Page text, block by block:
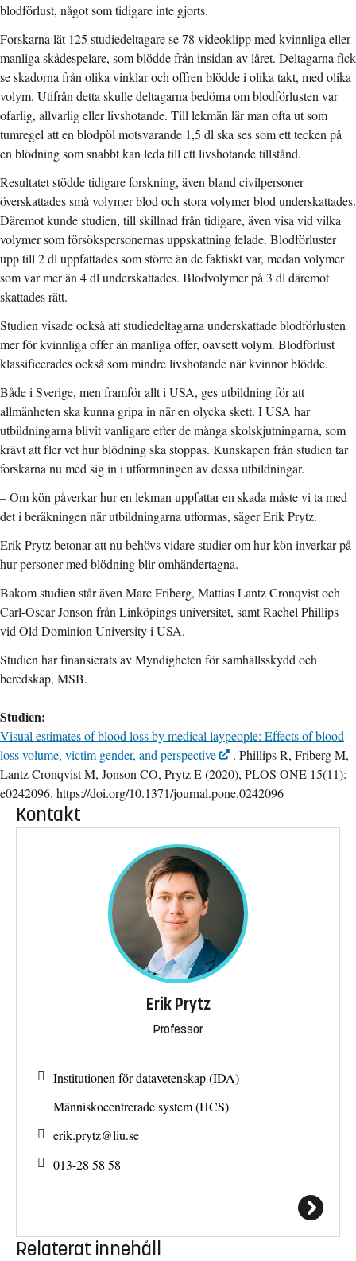
blodförlust, något som tidigare inte gjorts.
Forskarna lät 125 studiedeltagare se 78 videoklipp med kvinnliga eller
manliga skådespelare, som blödde från insidan av låret. Deltagarna fick
se skadorna från olika vinklar och offren blödde i olika takt, med olika
volym. Utifrån detta skulle deltagarna bedöma om blodförlusten var
ofarlig, allvarlig eller livshotande. Till lekmän lär man ofta ut som
tumregel att en blodpöl motsvarande 1,5 dl ska ses som ett tecken på
en blödning som snabbt kan leda till ett livshotande tillstånd.
Resultatet stödde tidigare forskning, även bland civilpersoner
överskattades små volymer blod och stora volymer blod underskattades.
Däremot kunde studien, till skillnad från tidigare, även visa vid vilka
volymer som försökspersonernas uppskattning felade. Blodförluster
upp till 2 dl uppfattades som större än de faktiskt var, medan volymer
som var mer än 4 dl underskattades. Blodvolymer på 3 dl däremot
skattades rätt.
Studien visade också att studiedeltagarna underskattade blodförlusten
mer för kvinnliga offer än manliga offer, oavsett volym. Blodförlust
klassificerades också som mindre livshotande när kvinnor blödde.
Både i Sverige, men framför allt i USA, ges utbildning för att
allmänheten ska kunna gripa in när en olycka skett. I USA har
utbildningarna blivit vanligare efter de många skolskjutningarna, som
krävt att fler vet hur blödning ska stoppas. Kunskapen från studien tar
forskarna nu med sig in i utformningen av dessa utbildningar.
– Om kön påverkar hur en lekman uppfattar en skada måste vi ta med
det i beräkningen när utbildningarna utformas, säger Erik Prytz.
Erik Prytz betonar att nu behövs vidare studier om hur kön inverkar på
hur personer med blödning blir omhändertagna.
Bakom studien står även Marc Friberg, Mattias Lantz Cronqvist och
Carl-Oscar Jonson från Linköpings universitet, samt Rachel Phillips
vid Old Dominion University i USA.
Studien har finansierats av Myndigheten för samhällsskydd och
beredskap, MSB.
Studien:
Visual estimates of blood loss by medical laypeople: Effects of blood
loss volume, victim gender, and perspective
. Phillips R, Friberg M,
Lantz Cronqvist M, Jonson CO, Prytz E (2020), PLOS ONE 15(11):
e0242096. https://doi.org/10.1371/journal.pone.0242096
Kontakt
Erik Prytz
Professor
Institutionen för datavetenskap (IDA)
Människocentrerade system (HCS)
erik.prytz@liu.se
013-28 58 58
Relaterat innehåll